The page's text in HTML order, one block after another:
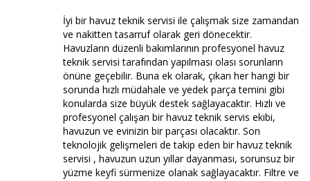
İyi bir havuz teknik servisi ile çalışmak size zamandan
ve nakitten tasarruf olarak geri dönecektir.
Havuzların düzenli bakımlarının profesyonel havuz
teknik servisi tarafından yapılması olası sorunların
önüne geçebilir. Buna ek olarak, çıkan her hangi bir
sorunda hızlı müdahale ve yedek parça temini gibi
konularda size büyük destek sağlayacaktır. Hızlı ve
profesyonel çalışan bir havuz teknik servis ekibi,
havuzun ve evinizin bir parçası olacaktır. Son
teknolojik gelişmeleri de takip eden bir havuz teknik
servisi , havuzun uzun yıllar dayanması, sorunsuz bir
yüzme keyfi sürmenize olanak sağlayacaktır. Filtre ve